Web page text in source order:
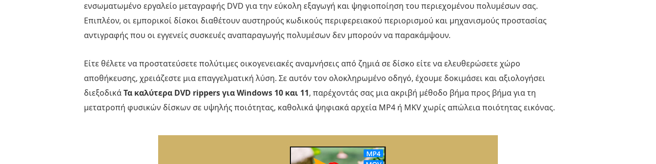
ενσωματωμένο εργαλείο μεταγραφής DVD για την εύκολη εξαγωγή και ψηφιοποίηση του περιεχομένου πολυμέσων σας.
Επιπλέον, οι εμπορικοί δίσκοι διαθέτουν αυστηρούς κωδικούς περιφερειακού περιορισμού και μηχανισμούς προστασίας
αντιγραφής που οι εγγενείς συσκευές αναπαραγωγής πολυμέσων δεν μπορούν να παρακάμψουν.
Είτε θέλετε να προστατεύσετε πολύτιμες οικογενειακές αναμνήσεις από ζημιά σε δίσκο είτε να ελευθερώσετε χώρο
αποθήκευσης, χρειάζεστε μια επαγγελματική λύση. Σε αυτόν τον ολοκληρωμένο οδηγό, έχουμε δοκιμάσει και αξιολογήσει
διεξοδικάΤα καλύτερα DVD rippers για Windows 10 και 11, παρέχοντάς σας μια ακριβή μέθοδο βήμα προς βήμα για τη
μετατροπή φυσικών δίσκων σε υψηλής ποιότητας, καθολικά ψηφιακά αρχεία MP4 ή MKV χωρίς απώλεια ποιότητας εικόνας.